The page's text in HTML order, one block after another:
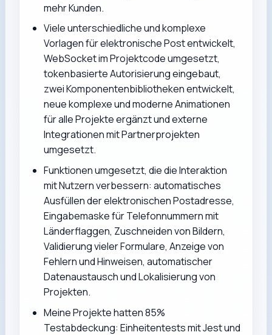
mehr Kunden.
Viele unterschiedliche und komplexe
Vorlagen für elektronische Post entwickelt,
WebSocket im Projektcode umgesetzt,
tokenbasierte Autorisierung eingebaut,
zwei Komponentenbibliotheken entwickelt,
neue komplexe und moderne Animationen
für alle Projekte ergänzt und externe
Integrationen mit Partnerprojekten
umgesetzt.
Funktionen umgesetzt, die die Interaktion
mit Nutzern verbessern: automatisches
Ausfüllen der elektronischen Postadresse,
Eingabemaske für Telefonnummern mit
Länderflaggen, Zuschneiden von Bildern,
Validierung vieler Formulare, Anzeige von
Fehlern und Hinweisen, automatischer
Datenaustausch und Lokalisierung von
Projekten.
Meine Projekte hatten 85%
Testabdeckung: Einheitentests mit Jest und